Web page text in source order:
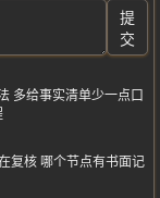
提
交
多给事实清单少一点口
复核 哪个节点有书面记